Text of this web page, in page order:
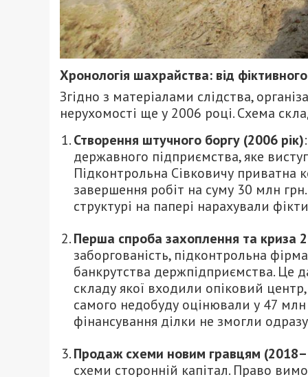
Хронологія шахрайства: від
Згідно з матеріалами слідства,
нерухомості ще у 2006 році. Схема
Створення штучного боргу (2006 рік)
державного підприємства, яке
Підконтрольна Сівковичу приватна
завершення робіт на суму 30 млн
структурі на папері нарахували
Перша спроба захоплення та криза
заборгованість, підконтрольна
банкрутства держпідприємства. Це
складу якої входили опіковий центр,
самого недобуду оцінювали у 47
фінансування ділки не змогли
Продаж схеми новим гравцям
схеми сторонній капітал. Право